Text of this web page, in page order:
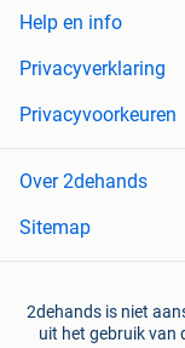
Help en info
Privacyverklaring
Privacyvoorkeuren
Over 2dehands
Sitemap
2dehands is niet
uit het gebruik van